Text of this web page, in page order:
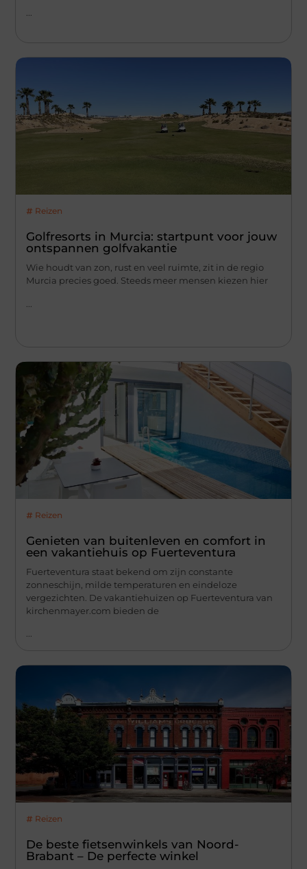
...
Reizen
Golfresorts in Murcia: startpunt voor jouw
ontspannen golfvakantie
Wie houdt van zon, rust en veel ruimte, zit in de regio
Murcia precies goed. Steeds meer mensen kiezen hier
Reizen
Genieten van buitenleven en comfort in
een vakantiehuis op Fuerteventura
Fuerteventura staat bekend om zijn constante
zonneschijn, milde temperaturen en eindeloze
vergezichten. De vakantiehuizen op Fuerteventura van
kirchenmayer.com bieden de
Reizen
De beste fietsenwinkels van Noord-
Brabant – De perfecte winkel